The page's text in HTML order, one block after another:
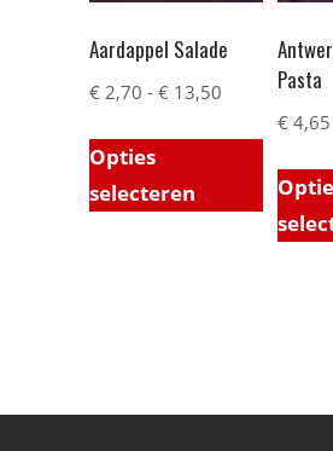
Aardappel Salade
€ 2,70 - € 13,50
Opties
selecteren
Pasta
€ 4,65